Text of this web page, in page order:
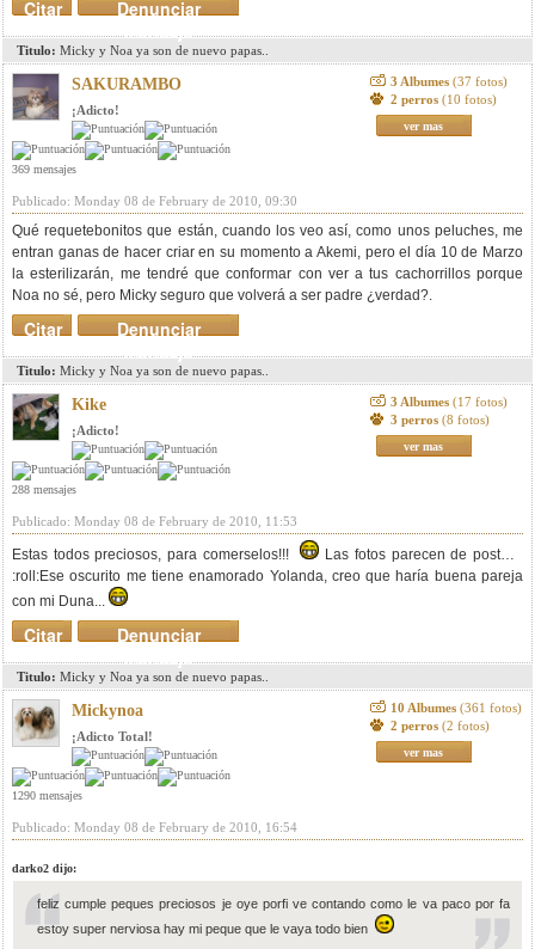
Denunciar
mensaje
Citar
Titulo: Micky y Noa ya son de nuevo papas..
SAKURAMBO
¡Adicto!
369 mensajes
3 Albumes (37 fotos)
2 perros (10 fotos)
ver mas
Publicado: Monday 08 de February de 2010, 09:30
Qué requetebonitos que están, cuando los veo así, como unos peluches, me
entran ganas de hacer criar en su momento a Akemi, pero el día 10 de Marzo
la esterilizarán, me tendré que conformar con ver a tus cachorrillos porque
Noa no sé, pero Micky seguro que volverá a ser padre ¿verdad?.
Denunciar
mensaje
Citar
Titulo: Micky y Noa ya son de nuevo papas..
Kike
¡Adicto!
288 mensajes
3 Albumes (17 fotos)
3 perros (8 fotos)
ver mas
Publicado: Monday 08 de February de 2010, 11:53
Estas todos preciosos, para comerselos!!!
Las fotos parecen de postal...
:roll:Ese oscurito me tiene enamorado Yolanda, creo que haría buena pareja
con mi Duna...
Denunciar
mensaje
Citar
Titulo: Micky y Noa ya son de nuevo papas..
Mickynoa
¡Adicto Total!
1290 mensajes
10 Albumes (361 fotos)
2 perros (2 fotos)
ver mas
Publicado: Monday 08 de February de 2010, 16:54
darko2 dijo:
feliz cumple peques preciosos je oye porfi ve contando como le va paco por fa
estoy super nerviosa hay mi peque que le vaya todo bien